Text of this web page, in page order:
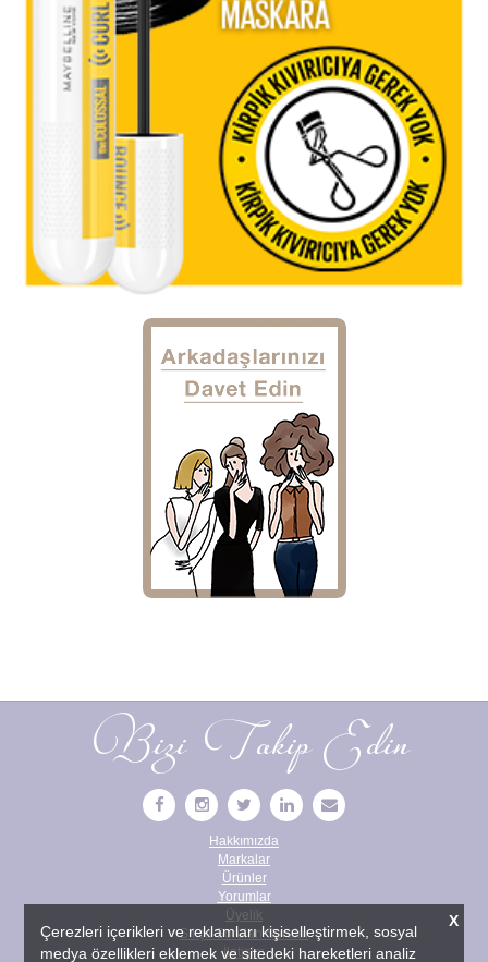
Bizi Takip Edin
Hakkımızda
Markalar
Ürünler
Yorumlar
Üyelik
Sıkça Sorulan Sorular
İletişim
X
Çerezleri içerikleri ve reklamları kişiselleştirmek, sosyal
medya özellikleri eklemek ve sitedeki hareketleri analiz